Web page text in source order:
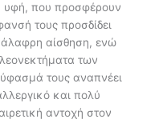
υφή, που προσφέρουν
τους προσδίδει
αίσθηση, ενώ
των
τους αναπνέει
και πολύ
αντοχή στον